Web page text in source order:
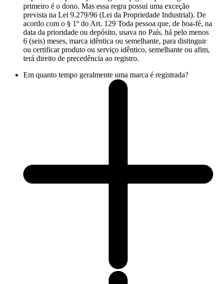
primeiro é o dono. Mas essa regra possui uma exceção
prevista na Lei 9.279/96 (Lei da Propriedade Industrial). De
acordo com o § 1º do Art. 129 Toda pessoa que, de boa-fé, na
data da prioridade ou depósito, usava no País, há pelo menos
6 (seis) meses, marca idêntica ou semelhante, para distinguir
ou certificar produto ou serviço idêntico, semelhante ou afim,
terá direito de precedência ao registro.
Em quanto tempo geralmente uma marca é registrada?